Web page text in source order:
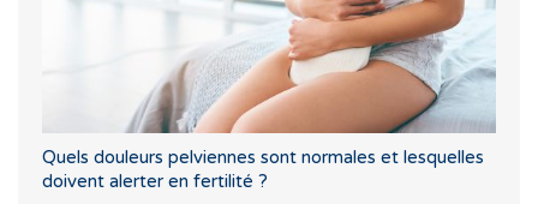
Quels douleurs pelviennes sont normales et lesquelles
doivent alerter en fertilité ?